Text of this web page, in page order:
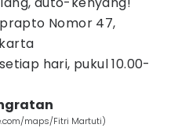
Nomor 47,
hari, pukul 10.00-
maps/Fitri Martuti)